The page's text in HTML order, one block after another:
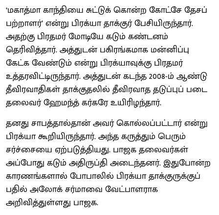
‘மகாத்மா காந்தியை சுட்டுக் கொன்ற கோட்சே தேசப்
பற்றாளர்’ என்று பிரக்யா தாக்குர் பேசியிருந்தார்.
அதற்கு பிரதமர் மோடியே கடும் கண்டனம்
தெரிவித்தார். அத்துடன் பகிரங்கமாக மன்னிப்பு
கேட்க வேண்டும் என்று பிரக்யாவுக்கு பிரதமர்
உத்தரவிட்டிருந்தார். அத்துடன் கடந்த 2008-ம் ஆண்டு
தீவிரவாதிகள் தாக்குதலில் தீவிரவாத தடுப்புப் படை
தலைவர் ஹேமந்த் கர்கரே உயிரிழந்தார்.
தனது சாபத்தால்தான் அவர் கொல்லப்பட்டார் என்று
பிரக்யா கூறியிருந்தார். அந்த கருத்தும் பெரும்
சர்ச்சையை ஏற்படுத்தியது. பாஜக தலைவர்கள்
அப்போது கடும் அதிருப்தி அடைந்தனர். இதுபோன்ற
காரணங்களால் போபாலில் பிரக்யா தாக்குருக்குப்
பதில் அலோக் சர்மாவை வேட்பாளராக
அறிவித்துள்ளது பாஜக.